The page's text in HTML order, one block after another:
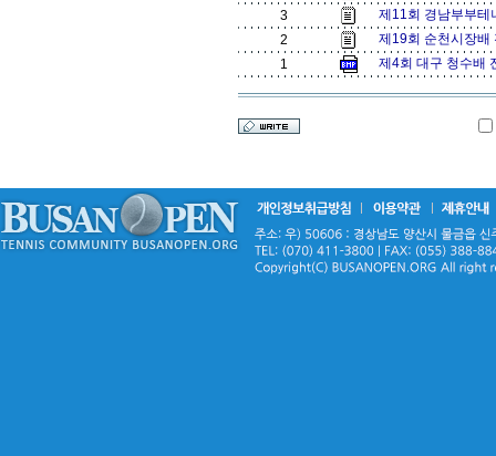
3
제11회 경남부부
2
제19회 순천시장배
1
제4회 대구 청수배